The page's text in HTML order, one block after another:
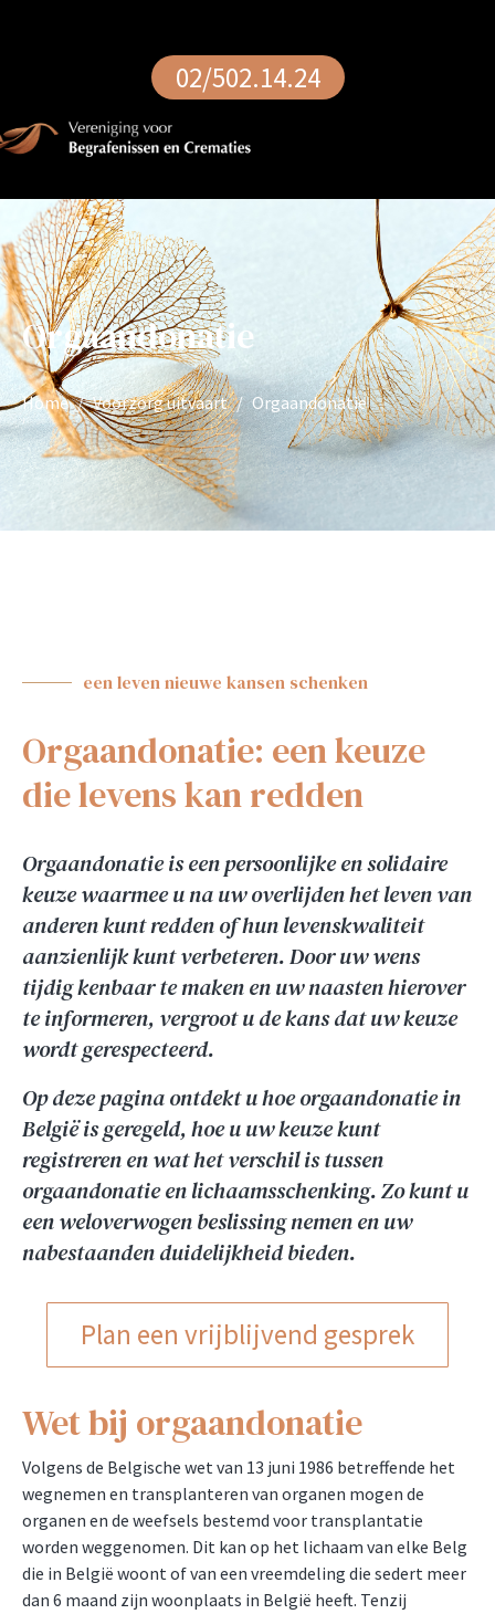
02/502.14.24
Orgaandonatie
Home Voorzorg uitvaart Orgaandonatie
een leven nieuwe kansen schenken
Orgaandonatie: een keuze
die levens kan redden
Orgaandonatie is een persoonlijke en solidaire
keuze waarmee u na uw overlijden het leven van
anderen kunt redden of hun levenskwaliteit
aanzienlijk kunt verbeteren. Door uw wens
tijdig kenbaar te maken en uw naasten hierover
te informeren, vergroot u de kans dat uw keuze
wordt gerespecteerd.
Op deze pagina ontdekt u hoe orgaandonatie in
België is geregeld, hoe u uw keuze kunt
registreren en wat het verschil is tussen
orgaandonatie en lichaamsschenking. Zo kunt u
een weloverwogen beslissing nemen en uw
nabestaanden duidelijkheid bieden.
Plan een vrijblijvend gesprek
Wet bij orgaandonatie
Volgens de Belgische wet van 13 juni 1986 betreffende het
wegnemen en transplanteren van organen mogen de
organen en de weefsels bestemd voor transplantatie
worden weggenomen. Dit kan op het lichaam van elke Belg
die in België woont of van een vreemdeling die sedert meer
dan 6 maand zijn woonplaats in België heeft. Tenzij